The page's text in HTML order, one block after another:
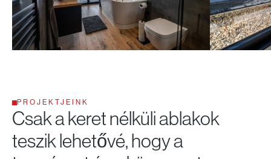
PROJEKTJEINK
Csak a keret nélküli ablakok
teszik lehetővé, hogy a